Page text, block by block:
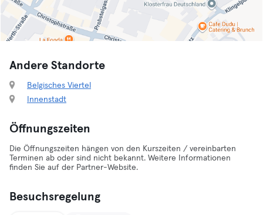
Andere Standorte
Belgisches Viertel
Innenstadt
Öffnungszeiten
Die Öffnungszeiten hängen von den Kurszeiten / vereinbarten
Terminen ab oder sind nicht bekannt. Weitere Informationen
finden Sie auf der Partner-Website.
Besuchsregelung